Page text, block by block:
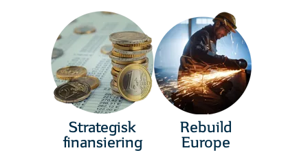
Strategisk
finansiering
Rebuild
Europe